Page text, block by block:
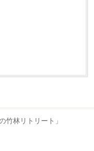
竹林リトリート」